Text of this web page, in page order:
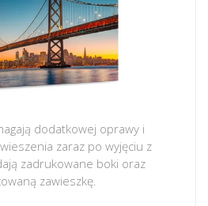
dodatkowej oprawy i
zaraz po wyjęciu z
zadrukowane boki oraz
zawieszkę.